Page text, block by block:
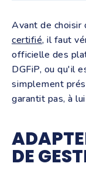
Avant de choisir
certifié, il faut
officielle des
DGFiP, ou qu'il
simplement
garantit pas, à
DE